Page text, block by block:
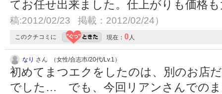
てお任せ出来ました。仕上がりも価格
稿:2012/02/23 掲載：2012/02/24）
このクチコミに 現在： 0人
なり さん （女性/合志市/20代/Lv.1）
初めてまつエクをしたのは、別のお店
でした… でも、今回リアンさんでのま